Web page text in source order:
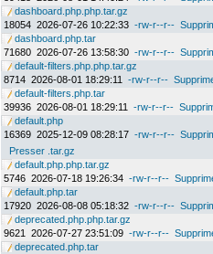
dashboard.php.php.tar.gz
18054 2026-07-26 10:22:33 -rw-r--r--
dashboard.php.tar
71680 2026-07-26 13:58:30 -rw-r--r--
default-filters.php.php.tar.gz
8714 2026-08-01 18:29:11 -rw-r--r--
default-filters.php.tar
39936 2026-08-01 18:29:11 -rw-r--r--
default.php
16369 2025-12-09 08:28:17 -rw-r--r--
Presser .tar.gz
default.php.php.tar.gz
5746 2026-07-18 19:26:34 -rw-r--r--
default.php.tar
17920 2026-08-08 05:18:32 -rw-r--r--
deprecated.php.php.tar.gz
9621
2026-07-27 23:51:09 -rw-r--r--
deprecated.php.tar